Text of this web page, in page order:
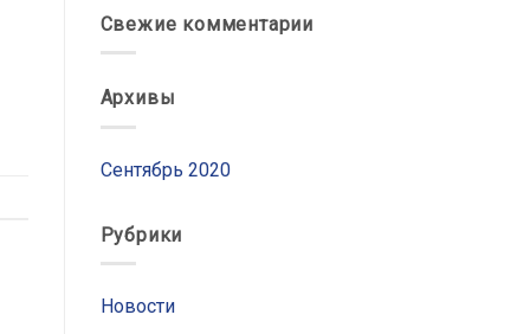
Свежие комментарии
Архивы
Сентябрь 2020
Рубрики
Новости